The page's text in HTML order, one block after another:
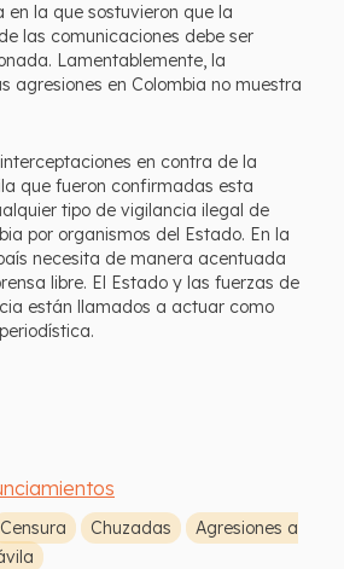
en la que sostuvieron que la
las comunicaciones debe ser
Lamentablemente, la
agresiones en Colombia no muestra
en contra de la
que fueron confirmadas esta
tipo de vigilancia ilegal de
por organismos del Estado. En la
necesita de manera acentuada
libre. El Estado y las fuerzas de
están llamados a actuar como
Censura Chuzadas
Agresiones a